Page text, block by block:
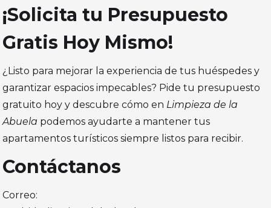
¡Solicita tu Presupuesto
Gratis Hoy Mismo!
¿Listo para mejorar la experiencia de tus huéspedes y
garantizar espacios impecables? Pide tu presupuesto
gratuito hoy y descubre cómo en Limpieza de la
Abuela podemos ayudarte a mantener tus
apartamentos turísticos siempre listos para recibir.
Contáctanos
Correo: